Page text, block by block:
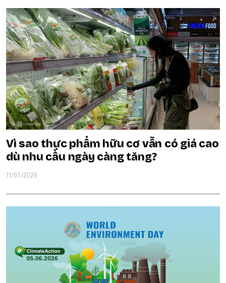
Vì sao thực phẩm hữu cơ vẫn có giá cao
dù nhu cầu ngày càng tăng?
11/07/2026